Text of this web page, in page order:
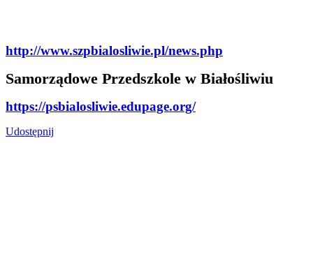
http://www.szpbialosliwie.pl/news.php
Samorządowe Przedszkole w Białośliwiu
https://psbialosliwie.edupage.org/
Udostępnij